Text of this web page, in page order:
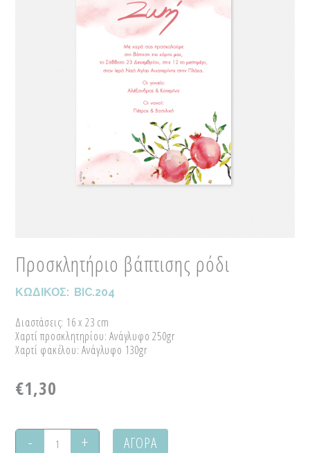
Προσκλητήριο βάπτισης ρόδι
ΚΩΔΙΚΟΣ: BIC.204
Διαστάσεις: 16 x 23 cm
Χαρτί προσκλητηρίου: Ανάγλυφο 250gr
Χαρτί φακέλου: Ανάγλυφο 130gr
€1,30
Προσκλητήριο
ΑΓΟΡΑ